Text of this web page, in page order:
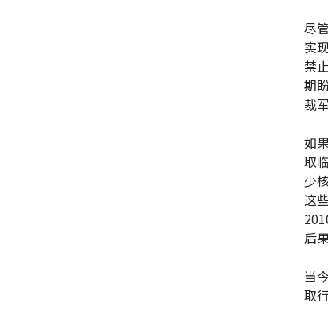
尽
实
禁
期
裁
如
取
少
这
后
当
取